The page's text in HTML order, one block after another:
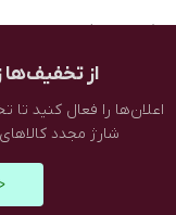
انتخابیه که
یا حتی استایل‌های
از تخفیف‌ها
اعلان‌ها را فعال کنید
شارژ مجدد